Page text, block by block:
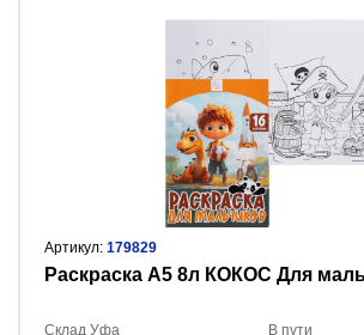
Артикул: 179829
Раскраска А5 8л КОКОС Для
Склад Уфа В пути